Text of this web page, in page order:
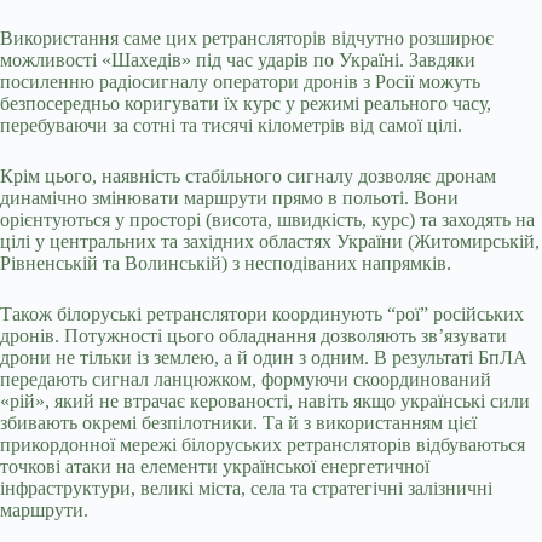
Використання саме цих ретрансляторів відчутно розширює
можливості «Шахедів» під час ударів по Україні. Завдяки
посиленню радіосигналу оператори дронів з Росії можуть
безпосередньо коригувати їх курс у режимі реального часу,
перебуваючи за сотні та тисячі кілометрів від самої цілі.
Крім цього, наявність стабільного сигналу дозволяє дронам
динамічно змінювати маршрути прямо в польоті. Вони
орієнтуються у просторі (висота, швидкість, курс) та заходять на
цілі у центральних та західних областях України (Житомирській,
Рівненській та Волинській) з несподіваних напрямків.
Також білоруські ретранслятори координують “рої” російських
дронів. Потужності цього обладнання дозволяють зв’язувати
дрони не тільки із землею, а й один з одним. В результаті БпЛА
передають сигнал ланцюжком, формуючи скоординований
«рій», який не втрачає керованості, навіть якщо українські сили
збивають окремі безпілотники. Та й з використанням цієї
прикордонної мережі білоруських ретрансляторів відбуваються
точкові атаки на елементи української енергетичної
інфраструктури, великі міста, села та стратегічні залізничні
маршрути.